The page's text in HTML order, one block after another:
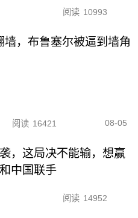
阅读 10993
，布鲁塞尔被逼到墙角
阅读 16421 08-05
，这局决不能输，想赢
中国联手
阅读 14952